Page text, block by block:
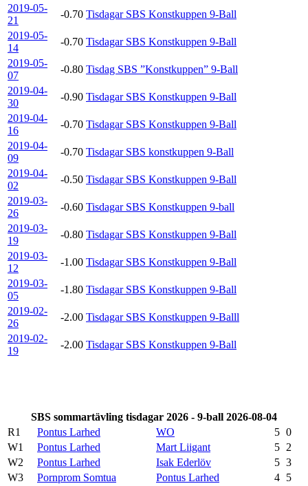
2019-05-
21
-0.70 Tisdagar SBS Konstkuppen 9-Ball
2019-05-
14
-0.70 Tisdagar SBS Konstkuppen 9-Ball
2019-05-
07
-0.80 Tisdag SBS ”Konstkuppen” 9-Ball
2019-04-
30
-0.90 Tisdagar SBS Konstkuppen 9-Ball
2019-04-
16
-0.70 Tisdagar SBS Konstkuppen 9-Ball
2019-04-
09
-0.70 Tisdagar SBS konstkuppen 9-Ball
2019-04-
02
-0.50 Tisdagar SBS Konstkuppen 9-Ball
2019-03-
26
-0.60 Tisdagar SBS Konstkuppen 9-ball
2019-03-
19
-0.80 Tisdagar SBS Konstkuppen 9-Ball
2019-03-
12
-1.00 Tisdagar SBS Konstkuppen 9-Ball
2019-03-
05
-1.80 Tisdagar SBS Konstkuppen 9-Ball
2019-02-
26
-2.00 Tisdagar SBS Konstkuppen 9-Balll
2019-02-
19
-2.00 Tisdagar SBS Konstkuppen 9-Ball
SBS sommartävling tisdagar 2026 - 9-ball 2026-08-04
R1
Pontus Larhed WO 5 0
W1
Pontus Larhed Mart Liigant 5 2
W2
Pontus Larhed Isak Ederlöv 5 3
W3
Pornprom Somtua Pontus Larhed 4 5